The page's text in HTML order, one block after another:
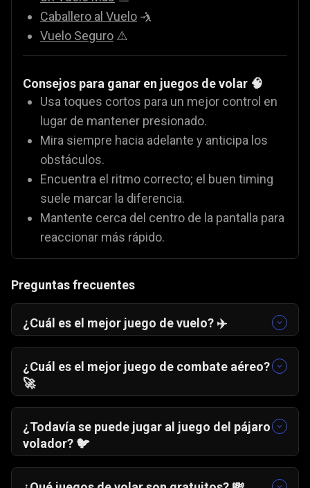
Caballero al Vuelo 🤺
Vuelo Seguro ⚠️
Consejos para ganar en juegos de volar 🧠
Usa toques cortos para un mejor control en
lugar de mantener presionado.
Mira siempre hacia adelante y anticipa los
obstáculos.
Encuentra el ritmo correcto; el buen timing
suele marcar la diferencia.
Mantente cerca del centro de la pantalla para
reaccionar más rápido.
Preguntas frecuentes
¿Cuál es el mejor juego de vuelo? ✈️
jugabilidad fluida y adictiva. Para quienes
prefieren acción,
gran opción.
¿Cuál es el mejor juego de combate aéreo?
🚀
los juegos de aviones de combate más jugados
en Gamezop.
¿Todavía se puede jugar al juego del pájaro
volador? 🐦
disfrutar de una experiencia similar conEscuela